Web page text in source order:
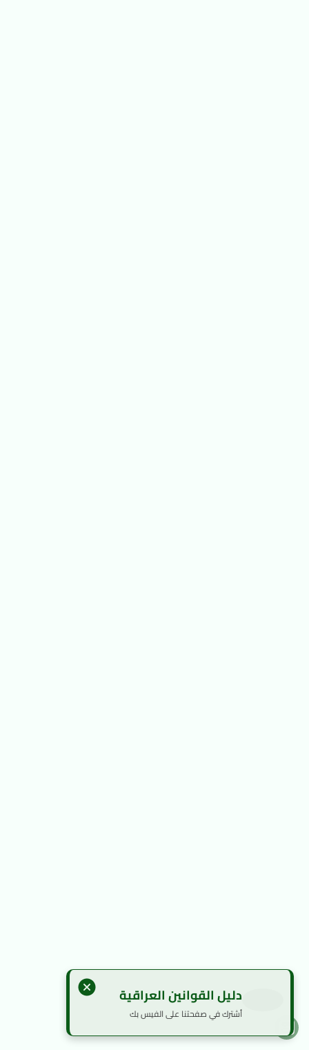
دليل القوانين العراقية
أشترك في صفحتنا على الفيس بك